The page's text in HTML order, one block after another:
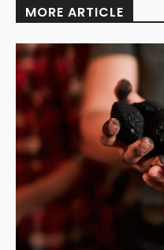
MORE ARTICLE